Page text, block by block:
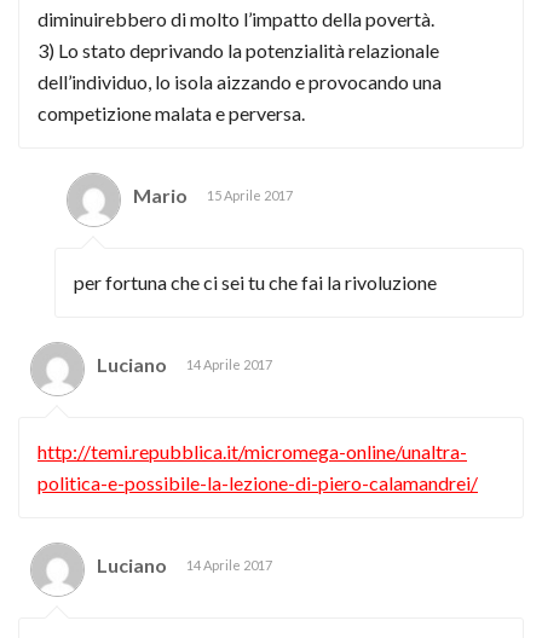
diminuirebbero di molto l’impatto della povertà.
3) Lo stato deprivando la potenzialità relazionale
dell’individuo, lo isola aizzando e provocando una
competizione malata e perversa.
Mario 15 Aprile 2017
per fortuna che ci sei tu che fai la rivoluzione
Luciano 14 Aprile 2017
http://temi.repubblica.it/micromega-online/unaltra-
politica-e-possibile-la-lezione-di-piero-calamandrei/
Luciano 14 Aprile 2017